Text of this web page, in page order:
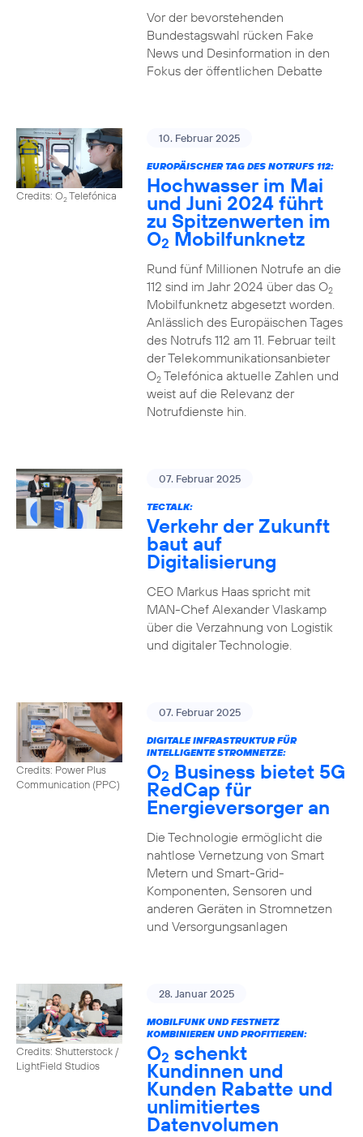
Vor der bevorstehenden
Bundestagswahl rücken Fake
News und Desinformation in den
Fokus der öffentlichen Debatte
Credits: O2Telefónica
10. Februar 2025
EUROPÄISCHER TAG DES NOTRUFS 112:
Hochwasser im Mai
und Juni 2024 führt
zu Spitzenwerten im
O2 Mobilfunknetz
Rund fünf Millionen Notrufe an die
112 sind im Jahr 2024 über das O2
Mobilfunknetz abgesetzt worden.
Anlässlich des Europäischen Tages
des Notrufs 112 am 11. Februar teilt
der Telekommunikationsanbieter
O2Telefónica aktuelle Zahlen und
weist auf die Relevanz der
Notrufdienste hin.
07. Februar 2025
TECTALK:
Verkehr der Zukunft
baut auf
Digitalisierung
CEO Markus Haas spricht mit
MAN-Chef Alexander Vlaskamp
über die Verzahnung von Logistik
und digitaler Technologie.
Credits: Power Plus
Communication (PPC)
07. Februar 2025
DIGITALE INFRASTRUKTUR FÜR
INTELLIGENTE STROMNETZE:
O2 Business bietet 5G
RedCap für
Energieversorger an
Die Technologie ermöglicht die
nahtlose Vernetzung von Smart
Metern und Smart-Grid-
Komponenten, Sensoren und
anderen Geräten in Stromnetzen
und Versorgungsanlagen
Credits: Shutterstock /
LightField Studios
28. Januar 2025
MOBILFUNK UND FESTNETZ
KOMBINIEREN UND PROFITIEREN:
O2 schenkt
Kundinnen und
Kunden Rabatte und
unlimitiertes
Datenvolumen